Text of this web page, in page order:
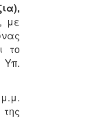
με
το
Υπ.